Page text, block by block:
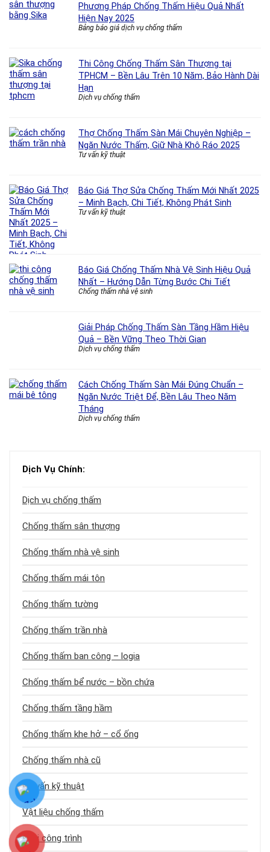
Phương Pháp Chống Thấm Hiệu Quả Nhất
Hiện Nay 2025
Bảng báo giá dịch vụ chống thấm
Thi Công Chống Thấm Sân Thượng tại
TPHCM – Bền Lâu Trên 10 Năm, Bảo Hành Dài
Hạn
Dịch vụ chống thấm
Thợ Chống Thấm Sàn Mái Chuyên Nghiệp –
Ngăn Nước Thấm, Giữ Nhà Khô Ráo 2025
Tư vấn kỹ thuật
Báo Giá Thợ Sửa Chống Thấm Mới Nhất 2025
– Minh Bạch, Chi Tiết, Không Phát Sinh
Tư vấn kỹ thuật
Báo Giá Chống Thấm Nhà Vệ Sinh Hiệu Quả
Nhất – Hướng Dẫn Từng Bước Chi Tiết
Chống thấm nhà vệ sinh
Giải Pháp Chống Thấm Sàn Tầng Hầm Hiệu
Quả – Bền Vững Theo Thời Gian
Dịch vụ chống thấm
Cách Chống Thấm Sàn Mái Đúng Chuẩn –
Ngăn Nước Triệt Để, Bền Lâu Theo Năm
Tháng
Dịch vụ chống thấm
Dịch Vụ Chính:
Dịch vụ chống thấm
Chống thấm sân thượng
Chống thấm nhà vệ sinh
Chống thấm mái tôn
Chống thấm tường
Chống thấm trần nhà
Chống thấm ban công – logia
Chống thấm bể nước – bồn chứa
Chống thấm tầng hầm
Chống thấm khe hở – cổ ống
Chống thấm nhà cũ
Tư vấn kỹ thuật
Vật liệu chống thấm
Loại công trình